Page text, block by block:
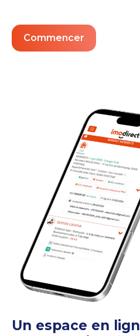
Commencer
Un espace en